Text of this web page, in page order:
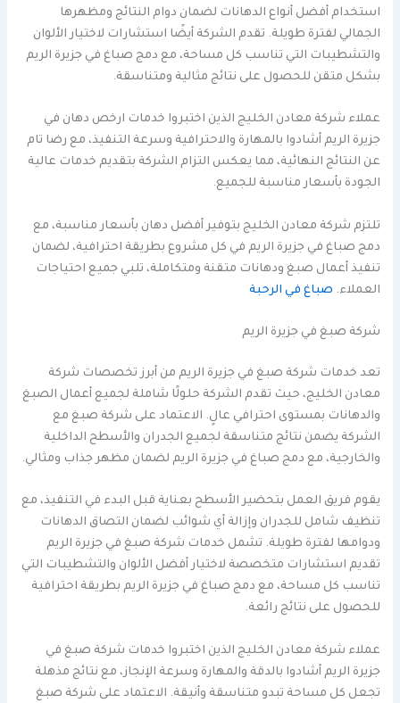
استخدام أفضل أنواع الدهانات لضمان دوام النتائج ومظهرها
الجمالي لفترة طويلة. تقدم الشركة أيضًا استشارات لاختيار الألوان
والتشطيبات التي تناسب كل مساحة، مع دمج صباغ في جزيرة الريم
بشكل متقن للحصول على نتائج مثالية ومتناسقة.
عملاء شركة معادن الخليج الذين اختبروا خدمات ارخص دهان في
جزيرة الريم أشادوا بالمهارة والاحترافية وسرعة التنفيذ، مع رضا تام
عن النتائج النهائية، مما يعكس التزام الشركة بتقديم خدمات عالية
الجودة بأسعار مناسبة للجميع.
تلتزم شركة معادن الخليج بتوفير أفضل دهان بأسعار مناسبة، مع
دمج صباغ في جزيرة الريم في كل مشروع بطريقة احترافية، لضمان
تنفيذ أعمال صبغ ودهانات متقنة ومتكاملة، تلبي جميع احتياجات
العملاء. صباغ في الرحبة
شركة صبغ في جزيرة الريم
تعد خدمات شركة صبغ في جزيرة الريم من أبرز تخصصات شركة
معادن الخليج، حيث تقدم الشركة حلولًا شاملة لجميع أعمال الصبغ
والدهانات بمستوى احترافي عالٍ. الاعتماد على شركة صبغ مع
الشركة يضمن نتائج متناسقة لجميع الجدران والأسطح الداخلية
والخارجية، مع دمج صباغ في جزيرة الريم لضمان مظهر جذاب ومثالي.
يقوم فريق العمل بتحضير الأسطح بعناية قبل البدء في التنفيذ، مع
تنظيف شامل للجدران وإزالة أي شوائب لضمان التصاق الدهانات
ودوامها لفترة طويلة. تشمل خدمات شركة صبغ في جزيرة الريم
تقديم استشارات متخصصة لاختيار أفضل الألوان والتشطيبات التي
تناسب كل مساحة، مع دمج صباغ في جزيرة الريم بطريقة احترافية
للحصول على نتائج رائعة.
عملاء شركة معادن الخليج الذين اختبروا خدمات شركة صبغ في
جزيرة الريم أشادوا بالدقة والمهارة وسرعة الإنجاز، مع نتائج مذهلة
تجعل كل مساحة تبدو متناسقة وأنيقة. الاعتماد على شركة صبغ